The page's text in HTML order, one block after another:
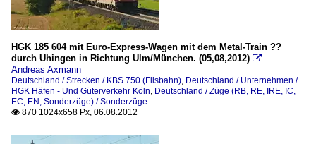
HGK 185 604 mit Euro-Express-Wagen mit dem Metal-Train ??
durch Uhingen in Richtung Ulm/München. (05,08,2012) 
Andreas Axmann
Deutschland / Strecken / KBS 750 (Filsbahn), Deutschland / Unternehmen /
HGK Häfen - Und Güterverkehr Köln, Deutschland / Züge (RB, RE, IRE, IC,
EC, EN, Sonderzüge) / Sonderzüge
 870 1024x658 Px, 06.08.2012